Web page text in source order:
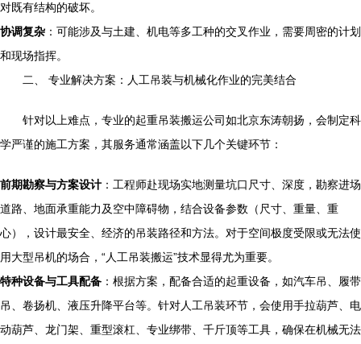
对既有结构的破坏。
协调复杂 ：可能涉及与土建、机电等多工种的交叉作业，需要周密的计划
和现场指挥。
二、 专业解决方案：人工吊装与机械化作业的完美结合
针对以上难点，专业的起重吊装搬运公司如北京东涛朝扬，会制定科
学严谨的施工方案，其服务通常涵盖以下几个关键环节：
前期勘察与方案设计 ：工程师赴现场实地测量坑口尺寸、深度，勘察进场
道路、地面承重能力及空中障碍物，结合设备参数（尺寸、重量、重
心），设计最安全、经济的吊装路径和方法。对于空间极度受限或无法使
用大型吊机的场合，“人工吊装搬运”技术显得尤为重要。
特种设备与工具配备 ：根据方案，配备合适的起重设备，如汽车吊、履带
吊、卷扬机、液压升降平台等。针对人工吊装环节，会使用手拉葫芦、电
动葫芦、龙门架、重型滚杠、专业绑带、千斤顶等工具，确保在机械无法